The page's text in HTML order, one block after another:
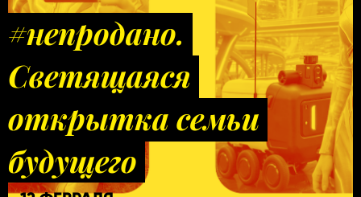
#непродано.
Светящаяся
открытка семьи
будущего